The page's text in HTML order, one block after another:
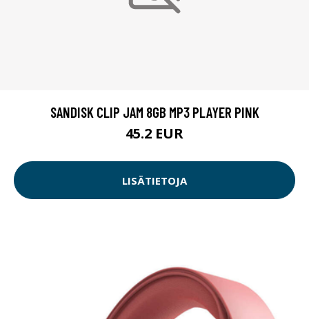
SANDISK CLIP JAM 8GB MP3 PLAYER PINK
45.2 EUR
LISÄTIETOJA